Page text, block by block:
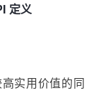
定义
实用价值的同